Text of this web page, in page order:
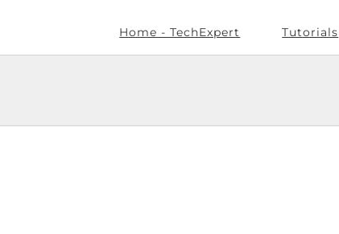
Home - TechExpert Tutorials